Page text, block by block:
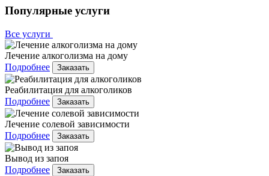
Популярные услуги
Все услуги
Лечение алкоголизма на дому
Подробнее
Заказать
Реабилитация для алкоголиков
Подробнее
Заказать
Лечение солевой зависимости
Подробнее
Заказать
Вывод из запоя
Подробнее
Заказать